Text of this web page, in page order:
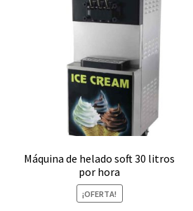
Máquina de helado soft 30 litros
por hora
¡OFERTA!